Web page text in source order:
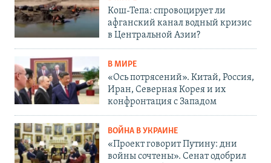
Кош-Тепа: спровоцирует ли
афганский канал водный кризис
в Центральной Азии?
В МИРЕ
«Ось потрясений». Китай, Россия,
Иран, Северная Корея и их
конфронтация с Западом
ВОЙНА В УКРАИНЕ
«Проект говорит Путину: дни
войны сочтены». Сенат одобрил